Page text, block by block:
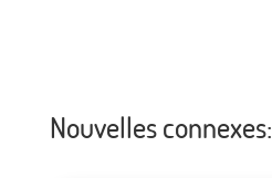
Nouvelles connexes: